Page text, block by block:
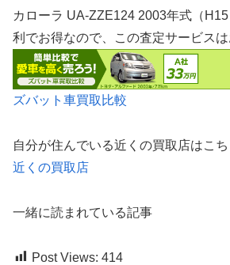
カローラ UA-ZZE124 2003年式（
利でお得なので、この査定サービスは
ズバット車買取比較
自分が住んでいる近くの買取店はこち
近くの買取店
一緒に読まれている記事
Post Views: 414